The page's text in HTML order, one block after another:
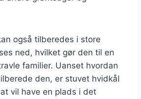
også tilberedes i store
ned, hvilket gør den til en
familier. Uanset hvordan
den, er stuvet hvidkål
vil have en plads i det